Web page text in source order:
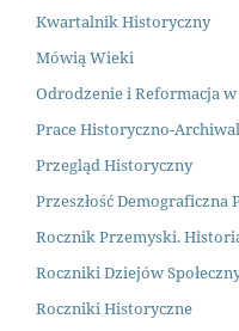
Kwartalnik Historyczny
Mówią Wieki
Odrodzenie i Reformacja w
Prace Historyczno-
Przegląd Historyczny
Przeszłość Demograficzna
Rocznik Przemyski.
Roczniki Dziejów
Roczniki Historyczne